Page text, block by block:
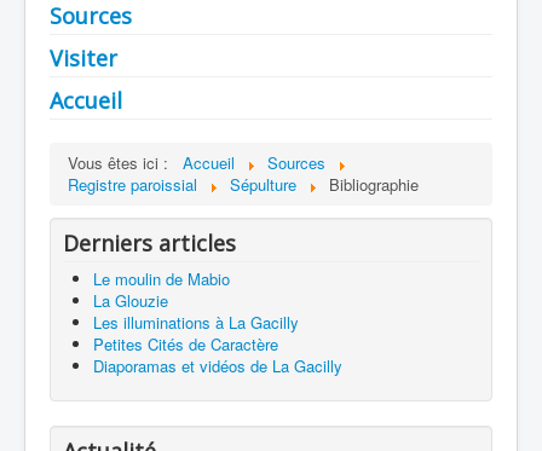
Sources
Visiter
Accueil
Vous êtes ici : Accueil
Sources
Registre paroissial
Sépulture Bibliographie
Derniers articles
Le moulin de Mabio
La Glouzie
Les illuminations à La Gacilly
Petites Cités de Caractère
Diaporamas et vidéos de La Gacilly